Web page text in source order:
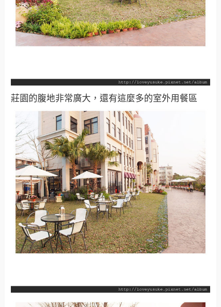
莊園的腹地非常廣大，還有這麼多的室外用餐區